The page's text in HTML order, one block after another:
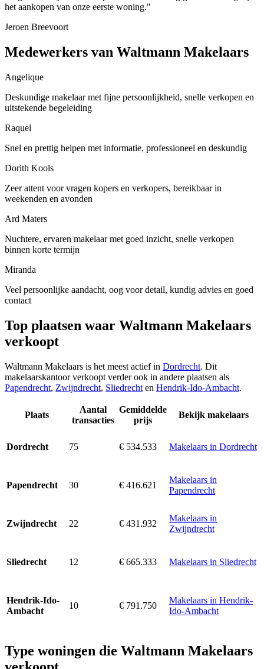
het aankopen van onze eerste woning."
Jeroen Breevoort
Medewerkers van Waltmann Makelaars
Angelique
Deskundige makelaar met fijne persoonlijkheid, snelle verkopen en
uitstekende begeleiding
Raquel
Snel en prettig helpen met informatie, professioneel en deskundig
Dorith Kools
Zeer attent voor vragen kopers en verkopers, bereikbaar in
weekenden en avonden
Ard Maters
Nuchtere, ervaren makelaar met goed inzicht, snelle verkopen
binnen korte termijn
Miranda
Veel persoonlijke aandacht, oog voor detail, kundig advies en goed
contact
Top plaatsen waar Waltmann Makelaars
verkoopt
Waltmann Makelaars is het meest actief in Dordrecht. Dit
makelaarskantoor verkoopt verder ook in andere plaatsen als
Papendrecht, Zwijndrecht, Sliedrecht en Hendrik-Ido-Ambacht.
Plaats
Aantal
transacties
Gemiddelde
prijs
Bekijk makelaars
Dordrecht 75 € 534.533 Makelaars in Dordrecht
Papendrecht 30 € 416.621
Makelaars in
Papendrecht
Zwijndrecht 22 € 431.932
Makelaars in
Zwijndrecht
Sliedrecht 12 € 665.333 Makelaars in Sliedrecht
Hendrik-Ido-
Ambacht
10 € 791.750
Makelaars in Hendrik-
Ido-Ambacht
Type woningen die Waltmann Makelaars